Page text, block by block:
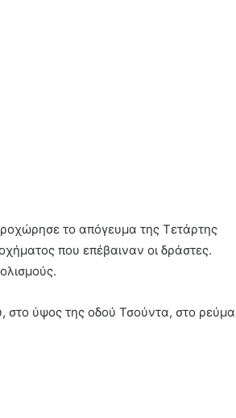
το απόγευμα της Τετάρτης
που επέβαιναν οι δράστες.
στο ύψος της οδού Τσούντα, στο ρεύμα